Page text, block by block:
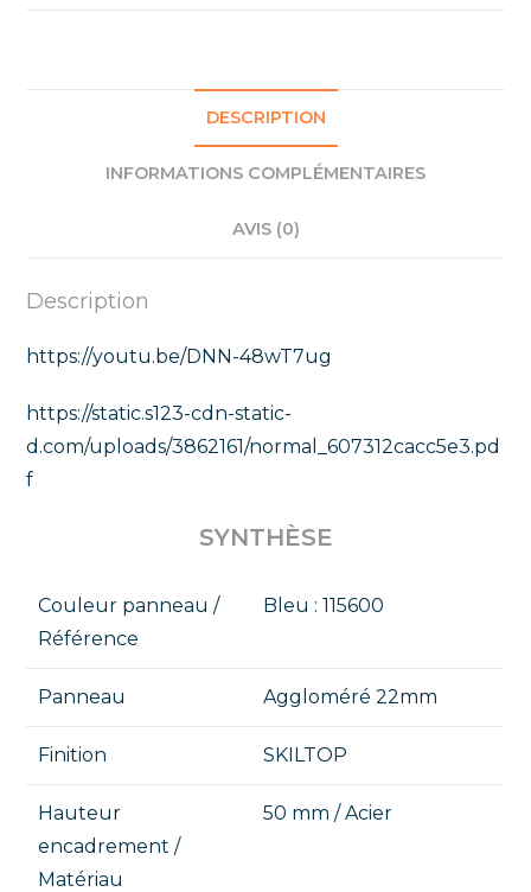
DESCRIPTION
INFORMATIONS COMPLÉMENTAIRES
AVIS (0)
Description
https://youtu.be/DNN-48wT7ug
https://static.s123-cdn-static-
d.com/uploads/3862161/normal_607312cacc5e3.pd
f
SYNTHÈSE
Couleur panneau /
Référence
Bleu : 115600
Panneau Aggloméré 22mm
Finition SKILTOP
Hauteur
encadrement /
Matériau
50 mm / Acier